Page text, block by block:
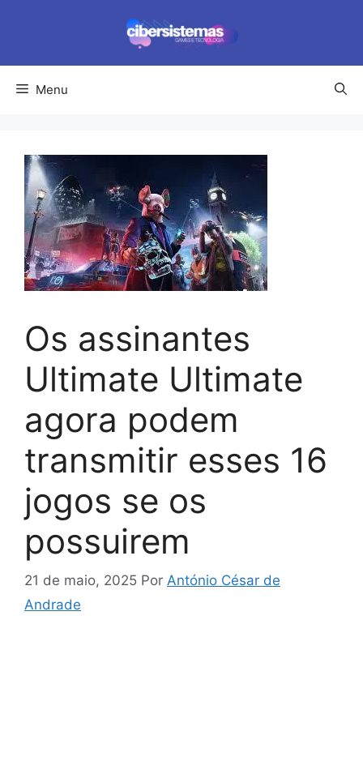
conteúdo
Menu
Os assinantes
Ultimate Ultimate
agora podem
transmitir esses 16
jogos se os
possuirem
21 de maio, 2025 Por António César de
Andrade